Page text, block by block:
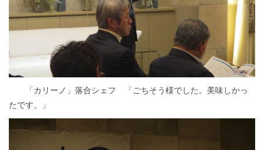
「カリーノ」落合シェフ 「ごちそう様でした。美味しかっ
たです。」